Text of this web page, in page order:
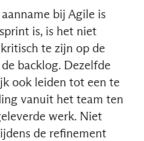
bij Agile is
is, is het niet
te zijn op de
backlog. Dezelfde
ook leiden tot een te
vanuit het team ten
werk. Niet
de refinement